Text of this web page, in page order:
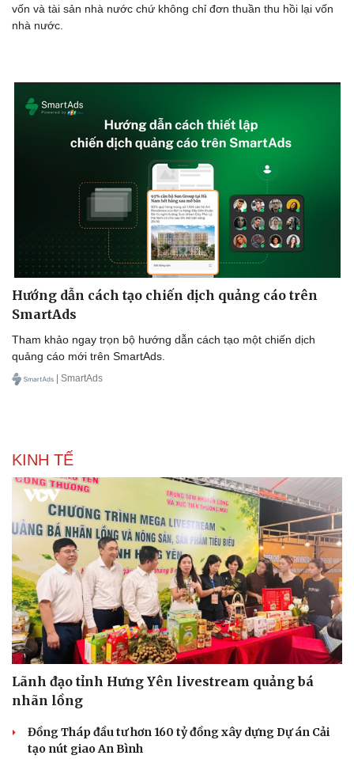
Sân khấu - Điện ảnh
Văn học
Nghệ sĩ
vốn và tài sản nhà nước chứ không chỉ đơn thuần thu hồi lại vốn
nhà nước.
Hướng dẫn cách tạo chiến dịch quảng cáo trên
SmartAds
Tham khảo ngay trọn bộ hướng dẫn cách tạo một chiến dịch
quảng cáo mới trên SmartAds.
| SmartAds
KINH TẾ
Lãnh đạo tỉnh Hưng Yên livestream quảng bá
nhãn lồng
Đồng Tháp đầu tư hơn 160 tỷ đồng xây dựng Dự án Cải
tạo nút giao An Bình